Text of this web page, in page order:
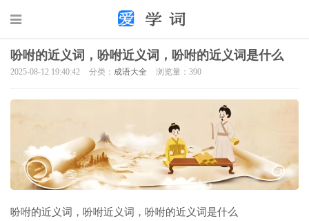
吩咐的近义词，吩咐近义词，吩咐的近义词是什么
2025-08-12 19:40:42 分类： 成语大全 浏览量：390
吩咐的近义词，吩咐近义词，吩咐的近义词是什么